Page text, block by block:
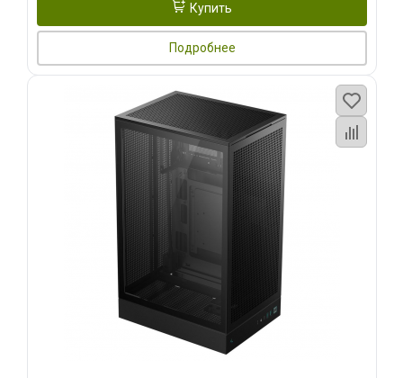
Купить
Подробнее